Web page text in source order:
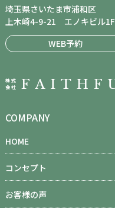
埼玉県さいたま市浦和区
上木崎4-9-21 エノキビル1F
WEB予約
COMPANY
HOME
コンセプト
お客様の声